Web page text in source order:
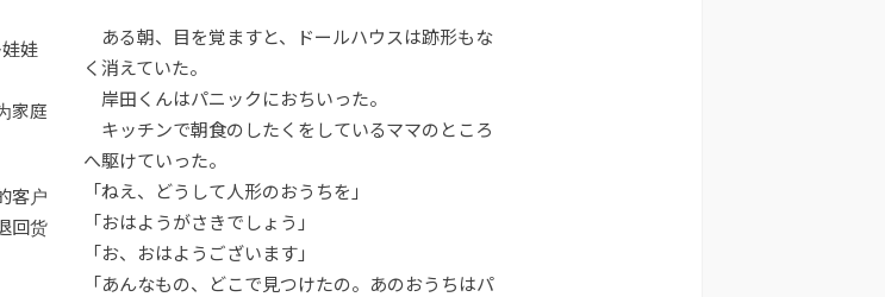
娃
家庭
客户
回货
ある朝、目を覚ますと、ドールハウスは跡形もな
く消えていた。
岸田くんはパニックにおちいった。
キッチンで朝食のしたくをしているママのところ
へ駆けていった。
「ねえ、どうして人形のおうちを」
「おはようがさきでしょう」
「お、おはようございます」
「あんなもの、どこで見つけたの。あのおうちはパ